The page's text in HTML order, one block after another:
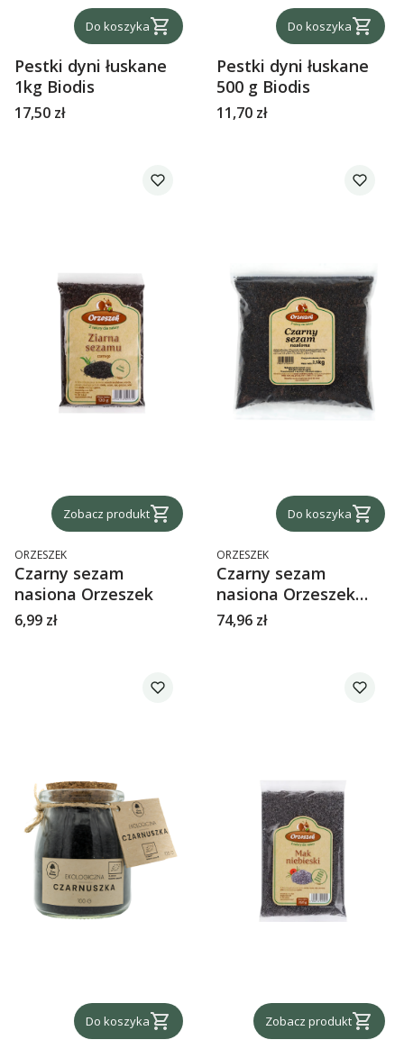
Do koszyka
Pestki dyni łuskane
1kg Biodis
Cena
17,50 zł
Do koszyka
Pestki dyni łuskane
500 g Biodis
Cena
11,70 zł
Zobacz produkt
PRODUCENT
ORZESZEK
Czarny sezam
nasiona Orzeszek
Cena
6,99 zł
Do koszyka
PRODUCENT
ORZESZEK
Czarny sezam
nasiona Orzeszek
2.5kg
Cena
74,96 zł
Do koszyka Zobacz produkt